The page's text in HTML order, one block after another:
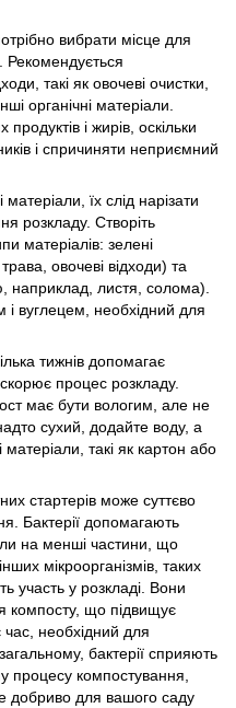
вибрати місце для
Рекомендується
такі як овочеві очистки,
органічні матеріали.
і жирів, оскільки
і спричиняти неприємний
матеріали, їх слід нарізати
розкладу. Створіть
матеріалів: зелені
овочеві відходи) та
наприклад, листя, солома).
вуглецем, необхідний для
тижнів допомагає
процес розкладу.
має бути вологим, але не
сухий, додайте воду, а
такі як картон або
стартерів може суттєво
Бактерії допомагають
на менші частини, що
мікроорганізмів, таких
участь у розкладі. Вони
компосту, що підвищує
час, необхідний для
бактерії сприяють
процесу компостування,
добриво для вашого саду